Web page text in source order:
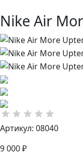
Nike Air
Артикул: 08040
9 000 ₽